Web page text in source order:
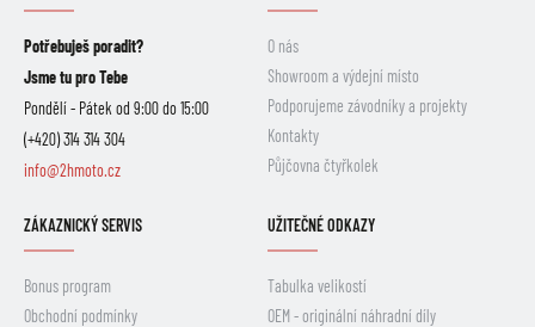
Potřebuješ poradit?
Jsme tu pro Tebe
Pondělí - Pátek od 9:00 do 15:00
(+420) 314 314 304
info@2hmoto.cz
O nás
Showroom a výdejní místo
Podporujeme závodníky a projekty
Kontakty
Půjčovna čtyřkolek
ZÁKAZNICKÝ SERVIS
Bonus program
Obchodní podmínky
UŽITEČNÉ ODKAZY
Tabulka velikostí
OEM - originální náhradní díly